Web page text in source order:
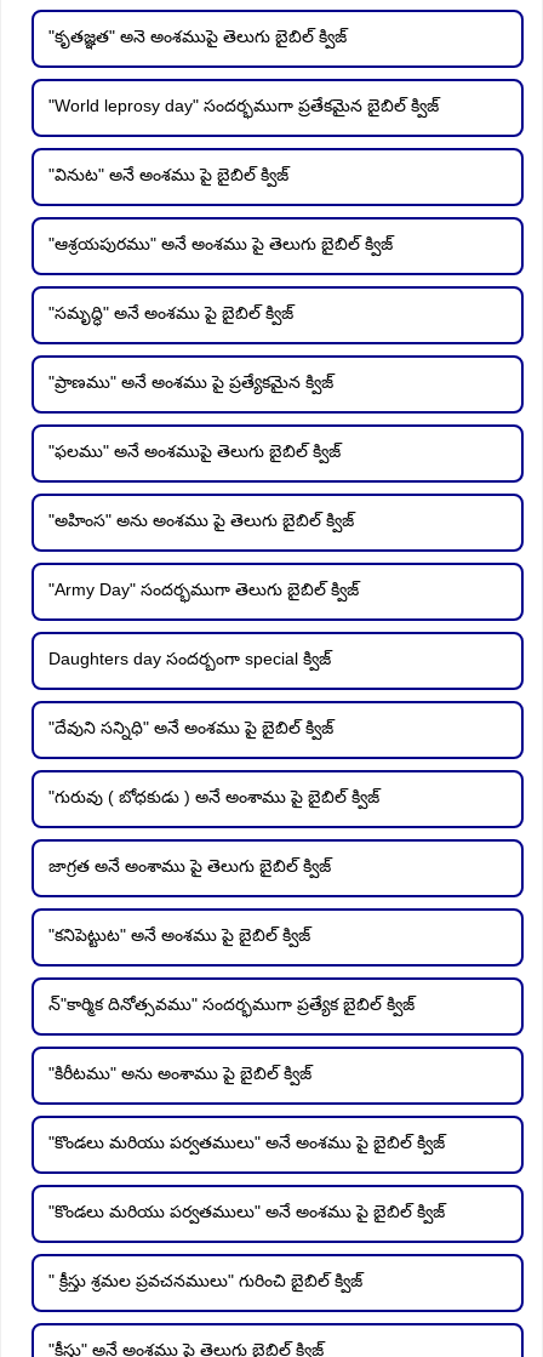
"కృతజ్ఞత" అనె అంశముపై తెలుగు బైబిల్ క్విజ్
"World leprosy day" సందర్భముగా ప్రతేకమైన బైబిల్ క్విజ్
"వినుట" అనే అంశము పై బైబిల్ క్విజ్
"ఆశ్రయపురము" అనే అంశము పై తెలుగు బైబిల్ క్విజ్
"సమృద్ధి" అనే అంశము పై బైబిల్ క్విజ్
"ప్రాణము" అనే అంశము పై ప్రత్యేకమైన క్విజ్
"ఫలము" అనే అంశముపై తెలుగు బైబిల్ క్విజ్
"అహింస" అను అంశము పై తెలుగు బైబిల్ క్విజ్
"Army Day" సందర్భముగా తెలుగు బైబిల్ క్విజ్
Daughters day సందర్బంగా special క్విజ్
"దేవుని సన్నిధి" అనే అంశము పై బైబిల్ క్విజ్
"గురువు ( బోధకుడు ) అనే అంశాము పై బైబిల్ క్విజ్
జాగ్రత అనే అంశాము పై తెలుగు బైబిల్ క్విజ్
"కనిపెట్టుట" అనే అంశము పై బైబిల్ క్విజ్
న్"కార్మిక దినోత్సవము" సందర్భముగా ప్రత్యేక బైబిల్ క్విజ్
"కిరీటము" అను అంశాము పై బైబిల్ క్విజ్
"కొండలు మరియు పర్వతములు" అనే అంశము పై బైబిల్ క్విజ్
"కొండలు మరియు పర్వతములు" అనే అంశము పై బైబిల్ క్విజ్
" క్రీస్తు శ్రమల ప్రవచనములు" గురించి బైబిల్ క్విజ్
"క్రీస్తు" అనే అంశము పై తెలుగు బైబిల్ క్విజ్